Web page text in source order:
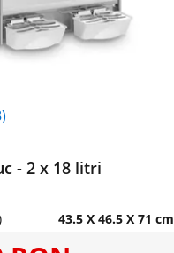
- 2 x 18 litri
43.5 X 46.5 X 71 cm